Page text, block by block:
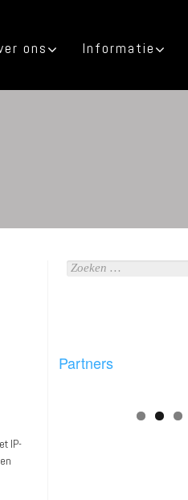
ons Informatie
IP-
Partners